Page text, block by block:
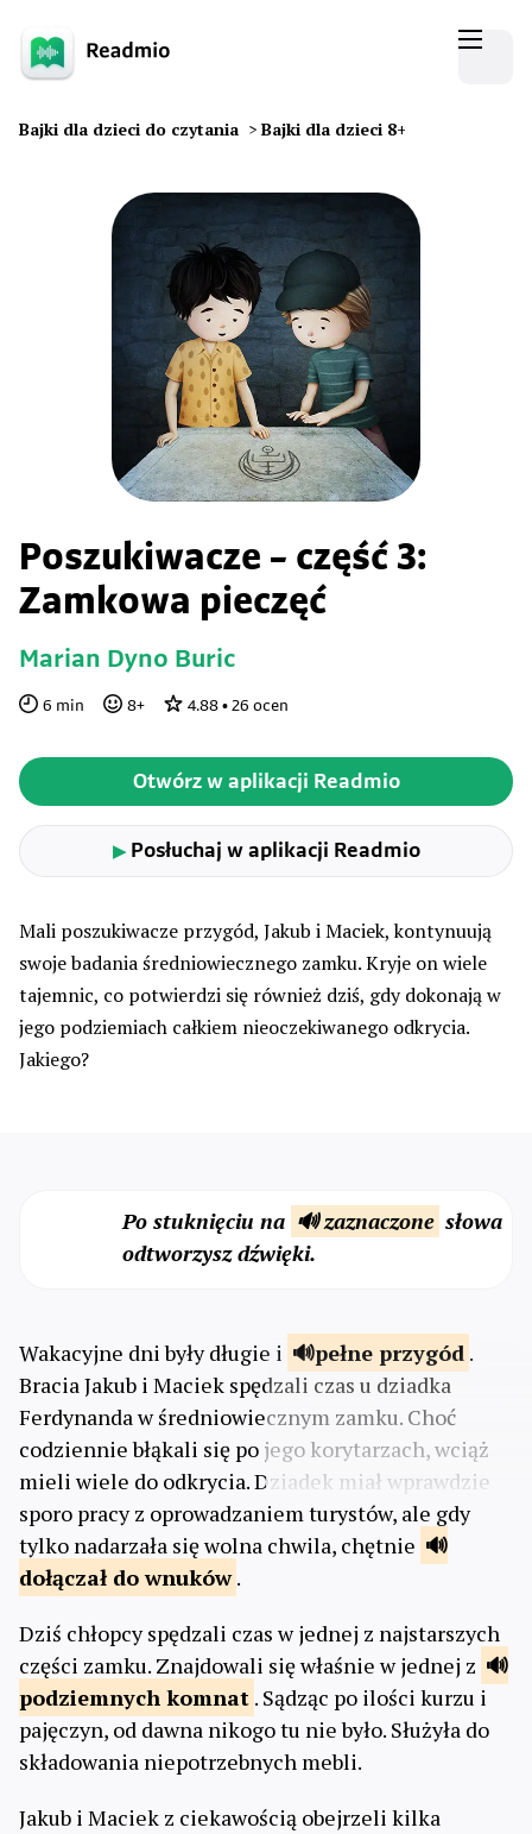
Bajki dla dzieci do czytania > Bajki dla dzieci 8+
Poszukiwacze – część 3:
Zamkowa pieczęć
Marian Dyno Buric
6 min 8+ 4.88 • 26 ocen
Otwórz w aplikacji Readmio
▶Posłuchaj w aplikacji Readmio
Mali poszukiwacze przygód, Jakub i Maciek, kontynuują
swoje badania średniowiecznego zamku. Kryje on wiele
tajemnic, co potwierdzi się również dziś, gdy dokonają w
jego podziemiach całkiem nieoczekiwanego odkrycia.
Jakiego?
Po stuknięciu na 🔊 zaznaczone słowa
odtworzysz dźwięki.
Wakacyjne dni były długie i pełne przygód .
Bracia Jakub i Maciek spędzali czas u dziadka
Ferdynanda w średniowiecznym zamku. Choć
codziennie błąkali się po jego korytarzach, wciąż
mieli wiele do odkrycia. Dziadek miał wprawdzie
sporo pracy z oprowadzaniem turystów, ale gdy
tylko nadarzała się wolna chwila, chętnie
dołączał downuków .
Dziś chłopcy spędzali czas w jednej z najstarszych
części zamku. Znajdowali się właśnie w jednej z
podziemnych komnat . Sądząc po ilości kurzu i
pajęczyn, od dawna nikogo tu nie było. Służyła do
składowania niepotrzebnych mebli.
Jakub i Maciek z ciekawością obejrzeli kilka